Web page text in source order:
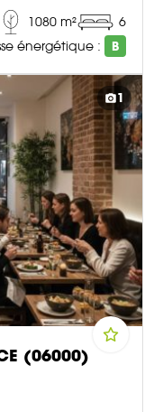
1080 m²
6
énergétique :
B
1
(06000)